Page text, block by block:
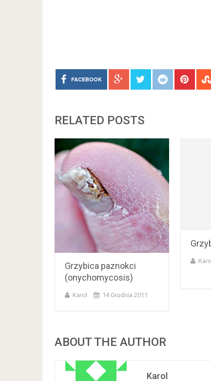
FACEBOOK
RELATED POSTS
Grzybica paznokci
(onychomycosis)
Karol 14 Grudnia 2011
ABOUT THE AUTHOR
Karol